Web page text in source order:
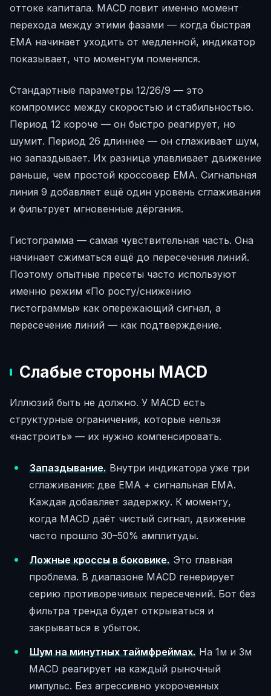
оттоке капитала. MACD ловит именно момент
перехода между этими фазами — когда быстрая
EMA начинает уходить от медленной, индикатор
показывает, что моментум поменялся.
Стандартные параметры 12/26/9 — это
компромисс между скоростью и стабильностью.
Период 12 короче — он быстро реагирует, но
шумит. Период 26 длиннее — он сглаживает шум,
но запаздывает. Их разница улавливает движение
раньше, чем простой кроссовер EMA. Сигнальная
линия 9 добавляет ещё один уровень сглаживания
и фильтрует мгновенные дёргания.
Гистограмма — самая чувствительная часть. Она
начинает сжиматься ещё до пересечения линий.
Поэтому опытные пресеты часто используют
именно режим «По росту/снижению
гистограммы» как опережающий сигнал, а
пересечение линий — как подтверждение.
Слабые стороны MACD
Иллюзий быть не должно. У MACD есть
структурные ограничения, которые нельзя
«настроить» — их нужно компенсировать.
Запаздывание.Внутри индикатора уже три
сглаживания: две EMA + сигнальная EMA.
Каждая добавляет задержку. К моменту,
когда MACD даёт чистый сигнал, движение
часто прошло 30–50% амплитуды.
Ложные кроссы в боковике.Это главная
проблема. В диапазоне MACD генерирует
серию противоречивых пересечений. Бот без
фильтра тренда будет открываться и
закрываться в убыток.
Шум на минутных таймфреймах.На 1м и 3м
MACD реагирует на каждый рыночный
импульс. Без агрессивно укороченных